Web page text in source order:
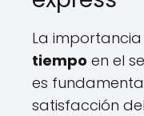
La
tiempo en el
es
satisfacción